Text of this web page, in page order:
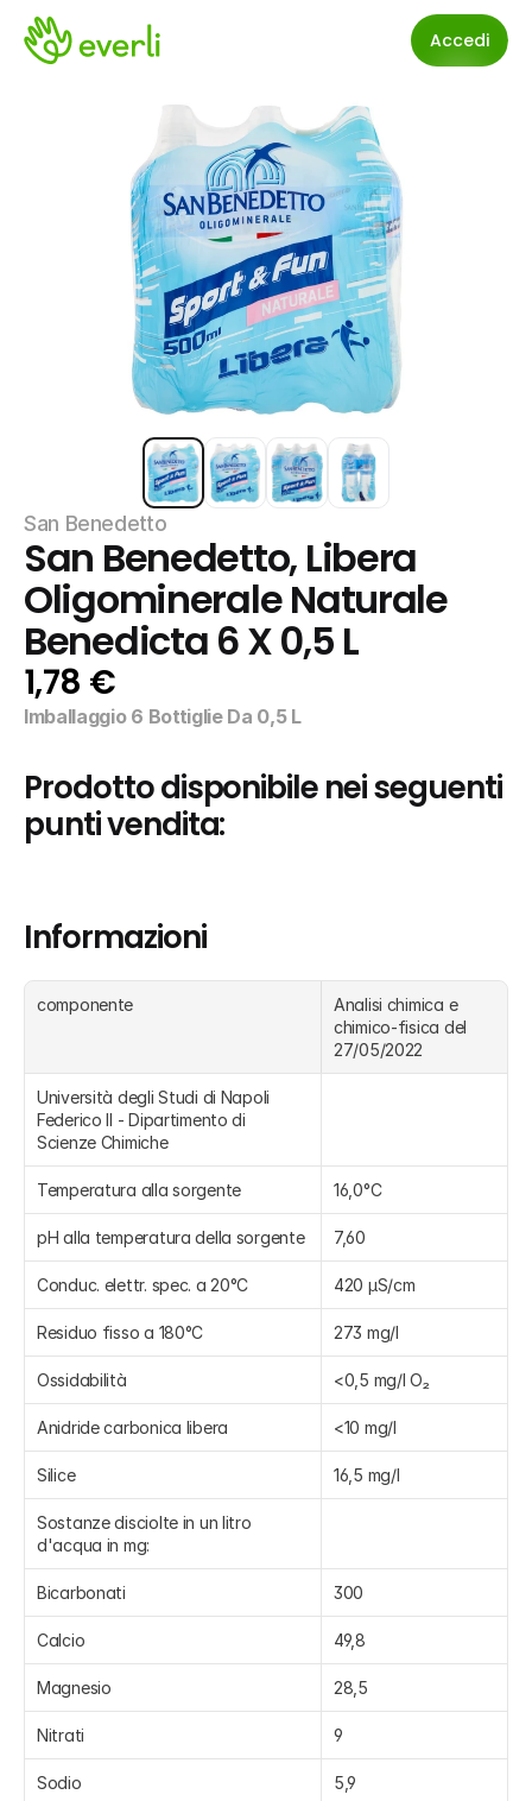
Accedi
San Benedetto
San Benedetto, Libera
Oligominerale Naturale
Benedicta 6 X 0,5 L
1,78 €
Imballaggio 6 Bottiglie Da 0,5 L
Prodotto disponibile nei seguenti
punti vendita:
Informazioni
componente
Analisi chimica e
chimico-fisica del
27/05/2022
Università degli Studi di Napoli
Federico II - Dipartimento di
Scienze Chimiche
Temperatura alla sorgente 16,0°C
pH alla temperatura della sorgente 7,60
Conduc. elettr. spec. a 20°C 420 µS/cm
Residuo fisso a 180°C 273 mg/l
Ossidabilità <0,5 mg/l O₂
Anidride carbonica libera <10 mg/l
Silice 16,5 mg/l
Sostanze disciolte in un litro
d'acqua in mg:
Bicarbonati 300
Calcio 49,8
Magnesio 28,5
Nitrati 9
Sodio 5,9